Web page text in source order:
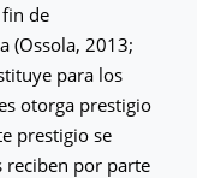
de
(Ossola, 2013;
para los
otorga prestigio
prestigio se
reciben por parte